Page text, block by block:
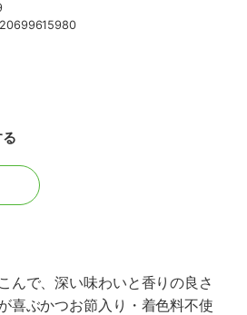
んで、深い味わいと香りの良さ
喜ぶかつお節入り・着色料不使